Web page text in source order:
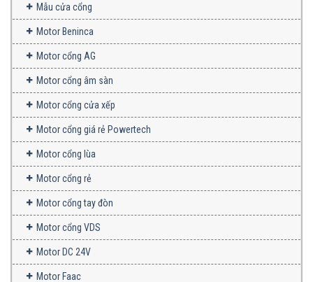
Mẫu cửa cổng
Motor Beninca
Motor cổng AG
Motor cổng âm sàn
Motor cổng cửa xếp
Motor cổng giá rẻ Powertech
Motor cổng lùa
Motor cổng rẻ
Motor cổng tay đòn
Motor cổng VDS
Motor DC 24V
Motor Faac